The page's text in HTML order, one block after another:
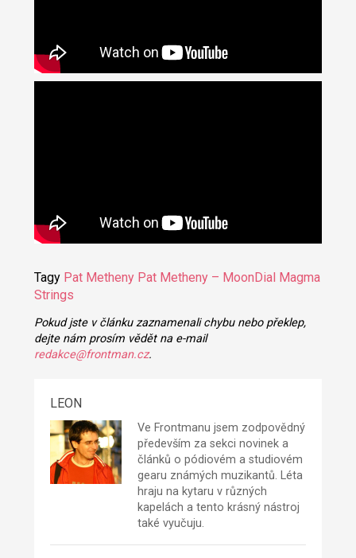
Tagy Pat Metheny Pat Metheny – MoonDial Magma
Strings
Pokud jste v článku zaznamenali chybu nebo překlep,
dejte nám prosím vědět na e-mail
redakce@frontman.cz.
LEON
Ve Frontmanu jsem zodpovědný
především za sekci novinek a
článků o pódiovém a studiovém
gearu známých muzikantů. Léta
hraju na kytaru v různých
kapelách a tento krásný nástroj
také vyučuju.